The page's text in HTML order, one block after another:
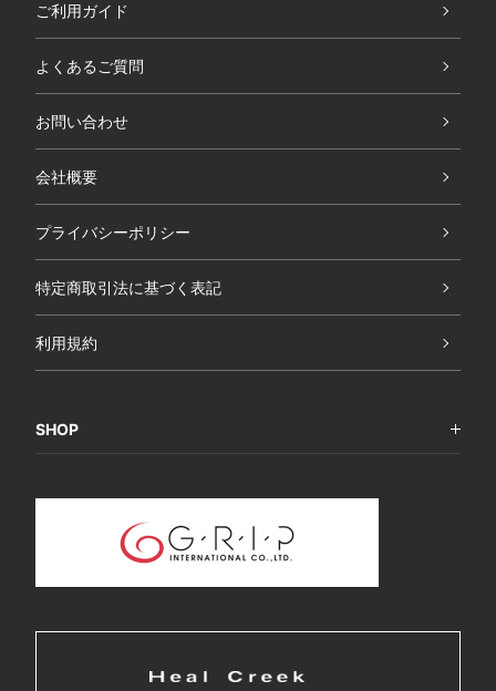
ご利用ガイド
よくあるご質問
お問い合わせ
会社概要
プライバシーポリシー
特定商取引法に基づく表記
利用規約
SHOP